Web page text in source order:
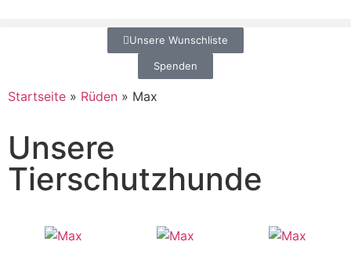
Unsere Wunschliste
Spenden
Startseite » Rüden » Max
Unsere
Tierschutzhunde